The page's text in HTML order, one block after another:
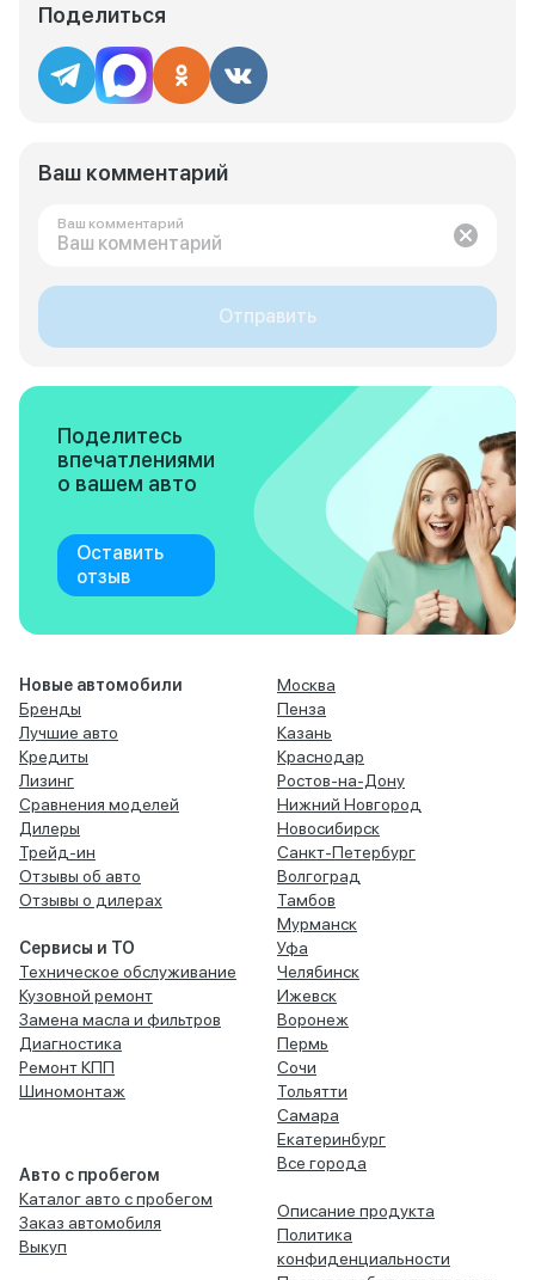
Поделиться
Ваш комментарий
Ваш комментарий
Отправить
Поделитесь
впечатлениями
о вашем авто
Оставить
отзыв
Новые автомобили
Бренды
Лучшие авто
Кредиты
Лизинг
Сравнения моделей
Дилеры
Трейд-ин
Отзывы об авто
Отзывы о дилерах
Сервисы и ТО
Техническое обслуживание
Кузовной ремонт
Замена масла и фильтров
Диагностика
Ремонт КПП
Шиномонтаж
Авто с пробегом
Каталог авто с пробегом
Заказ автомобиля
Выкуп
Москва
Пенза
Казань
Краснодар
Ростов-на-Дону
Нижний Новгород
Новосибирск
Санкт-Петербург
Волгоград
Тамбов
Мурманск
Уфа
Челябинск
Ижевск
Воронеж
Пермь
Сочи
Тольятти
Самара
Екатеринбург
Все города
Описание продукта
Политика
конфиденциальности